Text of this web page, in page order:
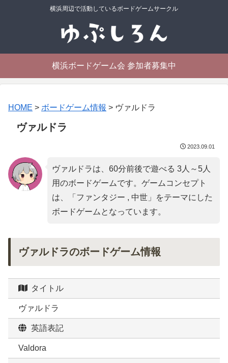
横浜周辺で活動しているボードゲームサークル
横浜ボードゲーム会 参加者募集中
HOME > ボードゲーム情報 > ヴァルドラ
ヴァルドラ
2023.09.01
ヴァルドラは、60分前後で遊べる 3人～5人
用のボードゲームです。ゲームコンセプト
は、「 ファンタジー , 中世」をテーマにした
ボードゲームとなっています。
ヴァルドラのボードゲーム情報
タイトル
ヴァルドラ
英語表記
Valdora